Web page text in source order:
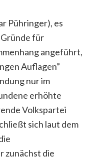
Pühringer), es
für
angeführt,
Auflagen”
nur im
erhöhte
Volkspartei
sich laut dem
zunächst die